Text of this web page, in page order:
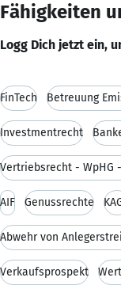
Fähigkeiten
Logg Dich jetzt ein,
FinTech Betreuung
Investmentrecht
Vertriebsrecht - WpHG
AIF Genussrechte
Verkaufsprospekt